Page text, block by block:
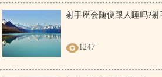
射手座会随便跟人睡吗?
1247